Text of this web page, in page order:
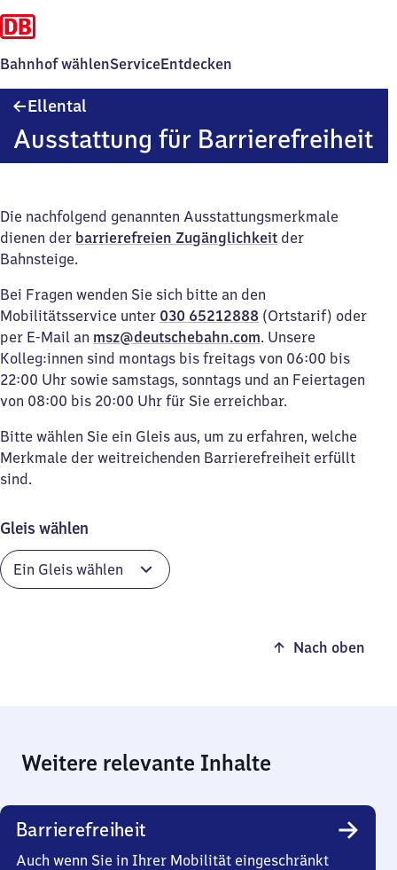
Bahnhof wählenServiceEntdecken
Ellental
Ausstattung für Barrierefreiheit
Die nachfolgend genannten Ausstattungsmerkmale
dienen der barrierefreien Zugänglichkeit der
Bahnsteige.
Bei Fragen wenden Sie sich bitte an den
Mobilitätsservice unter 030 65212888 (Ortstarif) oder
per E-Mail an msz@deutschebahn.com. Unsere
Kolleg:innen sind montags bis freitags von 06:00 bis
22:00 Uhr sowie samstags, sonntags und an Feiertagen
von 08:00 bis 20:00 Uhr für Sie erreichbar.
Bitte wählen Sie ein Gleis aus, um zu erfahren, welche
Merkmale der weitreichenden Barrierefreiheit erfüllt
sind.
Gleis wählen
Nach oben
Weitere relevante Inhalte
Barrierefreiheit
Auch wenn Sie in Ihrer Mobilität eingeschränkt